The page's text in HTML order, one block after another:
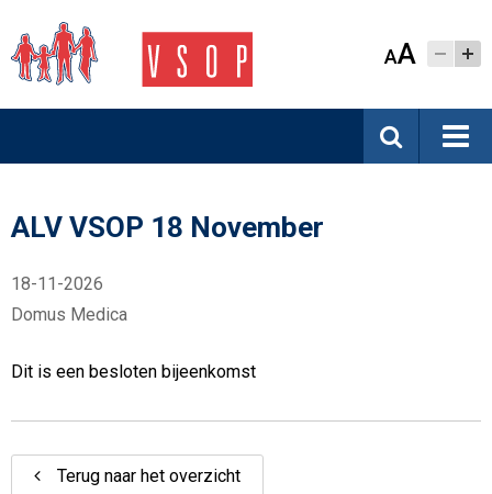
AA
ALV VSOP 18 November
18-11-2026
Domus Medica
Dit is een besloten bijeenkomst
Terug naar het overzicht